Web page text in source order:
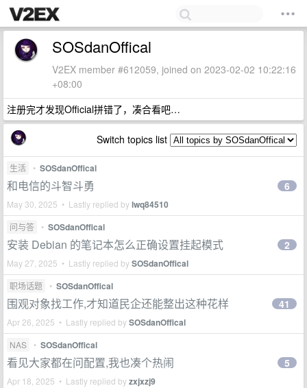
SOSdanOffical
V2EX member #612059, joined on 2023-02-02 10:22:16
+08:00
注册完才发现Official拼错了，凑合看吧…
Switch topics list
生活 • SOSdanOffical
和电信的斗智斗勇
May 30, 2025 • Lastly replied bylwq84510
6
问与答 • SOSdanOffical
安装 Debian 的笔记本怎么正确设置挂起模式
May 27, 2025 • Lastly replied bySOSdanOffical
2
职场话题 • SOSdanOffical
围观对象找工作,才知道民企还能整出这种花样
Apr 26, 2025 • Lastly replied bySOSdanOffical
41
NAS • SOSdanOffical
看见大家都在问配置,我也凑个热闹
Apr 18, 2025 • Lastly replied byzxjxzj9
5